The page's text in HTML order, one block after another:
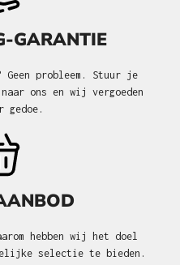
GARANTIE
probleem. Stuur je
ons en wij vergoeden
gedoe.
hebben wij het doel
selectie te bieden.